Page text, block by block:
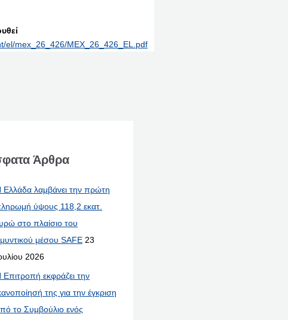
el/mex_26_426/MEX_26_426_EL.pdf
Άρθρα
Ελλάδα λαμβάνει την πρώτη
ύψους 118,2 εκατ.
στο πλαίσιο του
μέσου SAFE 23
2026
Επιτροπή εκφράζει την
της για την έγκριση
το Συμβούλιο ενός